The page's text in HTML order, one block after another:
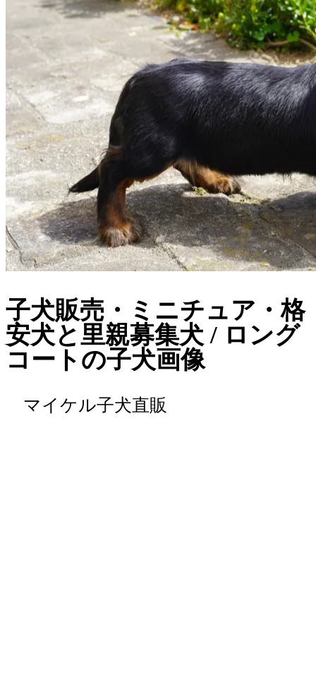
子犬販売・ミニチュア・格
安犬と里親募集犬 / ロング
コートの子犬画像
マイケル子犬直販